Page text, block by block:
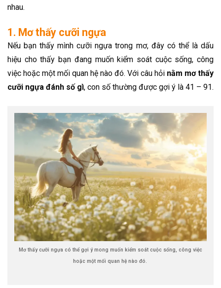
nhau.
1. Mơ thấy cưỡi ngựa
Nếu bạn thấy mình cưỡi ngựa trong mơ, đây có thể là dấu
hiệu cho thấy bạn đang muốn kiểm soát cuộc sống, công
việc hoặc một mối quan hệ nào đó. Với câu hỏi nằm mơ thấy
cưỡi ngựa đánh số gì, con số thường được gợi ý là 41 – 91.
Mơ thấy cưỡi ngựa có thể gợi ý mong muốn kiểm soát cuộc sống, công việc
hoặc một mối quan hệ nào đó.